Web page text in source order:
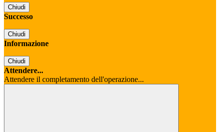
Chiudi
Successo
Chiudi
Informazione
Chiudi
Attendere...
Attendere il completamento dell'operazione...